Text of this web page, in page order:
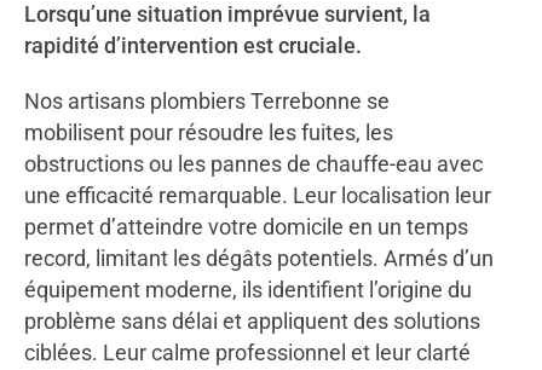
Lorsqu’une situation imprévue survient, la
rapidité d’intervention est cruciale.
Nos artisans plombiers Terrebonne se
mobilisent pour résoudre les fuites, les
obstructions ou les pannes de chauffe-eau avec
une efficacité remarquable. Leur localisation leur
permet d’atteindre votre domicile en un temps
record, limitant les dégâts potentiels. Armés d’un
équipement moderne, ils identifient l’origine du
problème sans délai et appliquent des solutions
ciblées. Leur calme professionnel et leur clarté